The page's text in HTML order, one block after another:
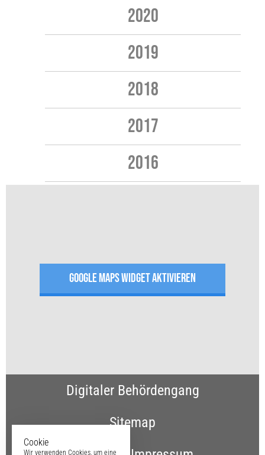
2020
2019
2018
2017
2016
GOOGLE MAPS WIDGET AKTIVIEREN
Digitaler Behördengang
Sitemap
Cookie
Wir verwenden Cookies, um eine